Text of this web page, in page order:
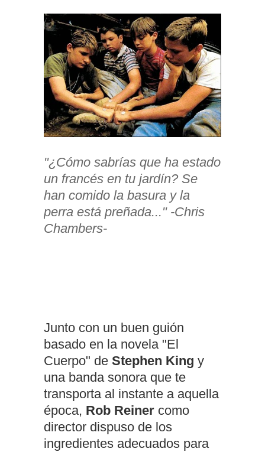
"¿Cómo sabrías que ha estado
un francés en tu jardín? Se
han comido la basura y la
perra está preñada..." -Chris
Chambers-
Junto con un buen guión
basado en la novela "El
Cuerpo" de Stephen King y
una banda sonora que te
transporta al instante a aquella
época, Rob Reiner como
director dispuso de los
ingredientes adecuados para